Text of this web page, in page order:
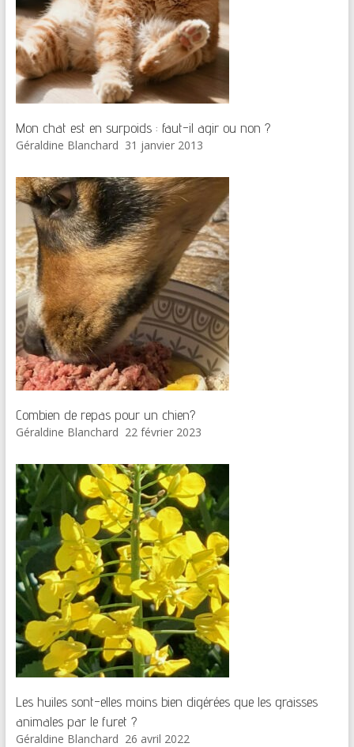
Mon chat est en surpoids : faut-il agir ou non ?
Géraldine Blanchard 31 janvier 2013
Combien de repas pour un chien?
Géraldine Blanchard 22 février 2023
Les huiles sont-elles moins bien digérées que les graisses
animales par le furet ?
Géraldine Blanchard 26 avril 2022